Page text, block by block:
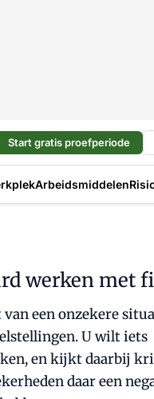
Start gratis proefperiode
Arbeidsmiddelen
werken met
een onzekere
U wilt iets
en kijkt daarbij
daar een